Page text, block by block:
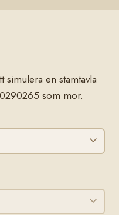
simulera en stamtavla
som mor.